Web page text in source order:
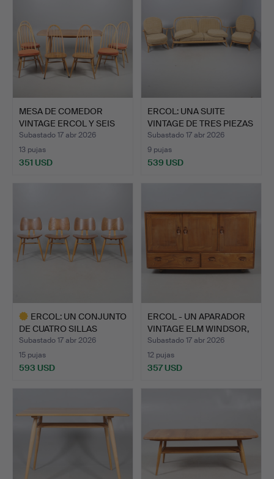
MESA DE COMEDOR
VINTAGE ERCOL Y SEIS
SILLA…
Subastado 17 abr 2026
13 pujas
351 USD
ERCOL: UNA SUITE
VINTAGE DE TRES PIEZAS
CO…
Subastado 17 abr 2026
9 pujas
539 USD
ERCOL: UN CONJUNTO
DE CUATRO SILLAS
VINTAG…
Subastado 17 abr 2026
15 pujas
593 USD
ERCOL - UN APARADOR
VINTAGE ELM WINDSOR,
M…
Subastado 17 abr 2026
12 pujas
357 USD